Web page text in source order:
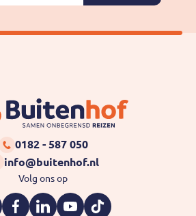
0182 - 587 050
info@buitenhof.nl
Volg ons op
FacebookLinkedInYouTubeTikTok